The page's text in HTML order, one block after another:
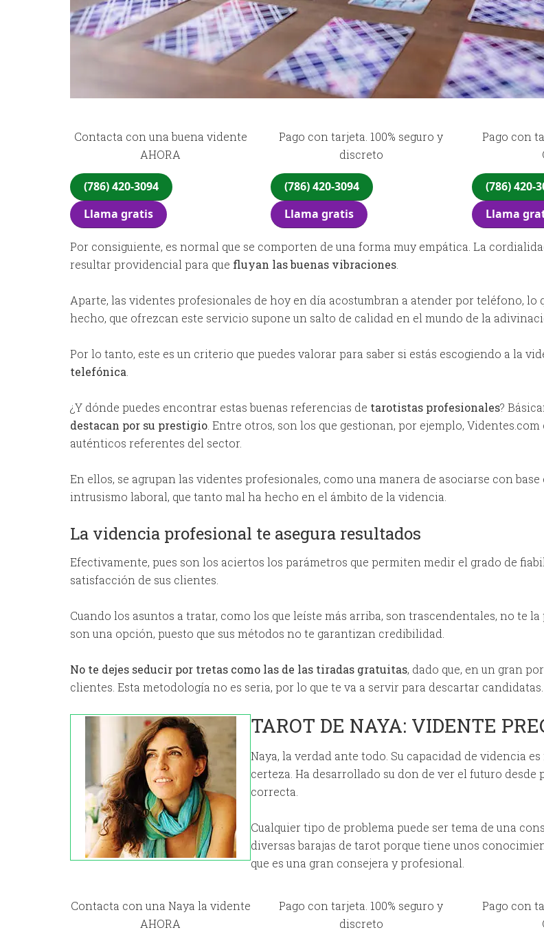
Contacta con una buena vidente
AHORA
(786) 420-3094
Llama gratis
Pago con tarjeta. 100% seguro y
discreto
(786) 420-3094
Llama gratis
Pago con
(786) 420-
Llama
Por consiguiente, es normal que se comporten de una forma muy empática. La
resultar providencial para que fluyan las buenas vibraciones
Aparte, las videntes profesionales de hoy en día acostumbran a atender por teléfono, lo
hecho, que ofrezcan este servicio supone un salto de calidad en el mundo de la
Por lo tanto, este es un criterio que puedes valorar para saber si estás escogiendo a la
telefónica
¿Y dónde puedes encontrar estas buenas referencias de tarotistas profesionales?
destacan por su prestigio . Entre otros, son los que gestionan, por ejemplo,
auténticos referentes del sector.
En ellos, se agrupan las videntes profesionales, como una manera de asociarse con
intrusismo laboral, que tanto mal ha hecho en el ámbito de la videncia.
La videncia profesional te asegura resultados
Efectivamente, pues son los aciertos los parámetros que permiten medir el grado de
satisfacción de sus clientes.
Cuando los asuntos a tratar, como los que leíste más arriba, son trascendentales, no te
son una opción, puesto que sus métodos no te garantizan credibilidad.
No te dejes seducir por tretas como las de las tiradas gratuitas, dado que, en un gran
clientes. Esta metodología no es seria, por lo que te va a servir para descartar candidatas.
TAROT DE NAYA: VIDENTE
Naya, la verdad ante todo. Su capacidad de videncia
certeza. Ha desarrollado su don de ver el futuro
correcta.
Cualquier tipo de problema puede ser tema de una
diversas barajas de tarot porque tiene unos
que es una gran consejera y profesional.
Contacta con una Naya la vidente
AHORA
Pago con tarjeta. 100% seguro y
discreto
Pago con